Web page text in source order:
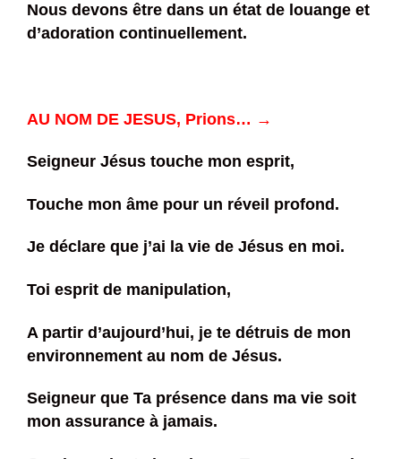
Nous devons être dans un état de louange et
d’adoration continuellement.
AU NOM DE JESUS, Prions… →
Seigneur Jésus touche mon esprit,
Touche mon âme pour un réveil profond.
Je déclare que j’ai la vie de Jésus en moi.
Toi esprit de manipulation,
A partir d’aujourd’hui, je te détruis de mon
environnement au nom de Jésus.
Seigneur que Ta présence dans ma vie soit
mon assurance à jamais.